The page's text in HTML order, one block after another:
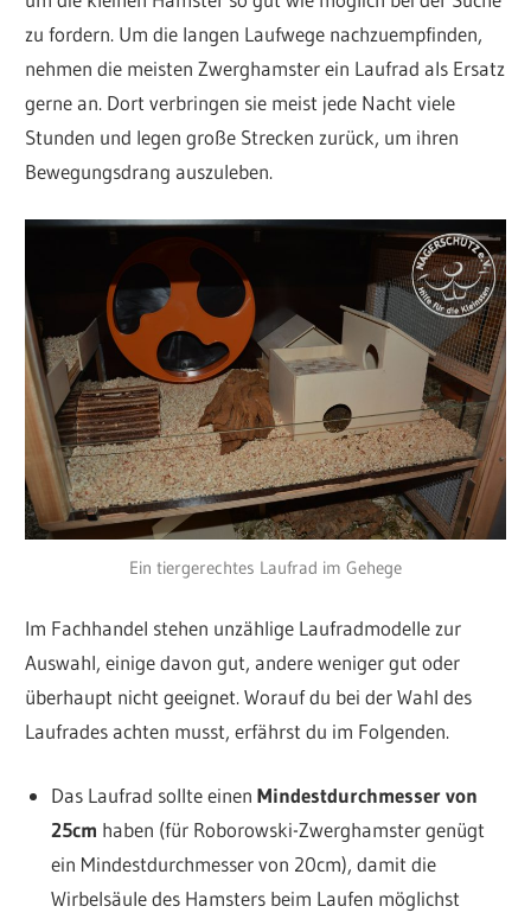
zu fordern. Um die langen Laufwege nachzuempfinden,
nehmen die meisten Zwerghamster ein Laufrad als Ersatz
gerne an. Dort verbringen sie meist jede Nacht viele
Stunden und legen große Strecken zurück, um ihren
Bewegungsdrang auszuleben.
Ein tiergerechtes Laufrad im Gehege
Im Fachhandel stehen unzählige Laufradmodelle zur
Auswahl, einige davon gut, andere weniger gut oder
überhaupt nicht geeignet. Worauf du bei der Wahl des
Laufrades achten musst, erfährst du im Folgenden.
Das Laufrad sollte einen Mindestdurchmesser von
25cm haben (für Roborowski-Zwerghamster genügt
ein Mindestdurchmesser von 20cm), damit die
Wirbelsäule des Hamsters beim Laufen möglichst